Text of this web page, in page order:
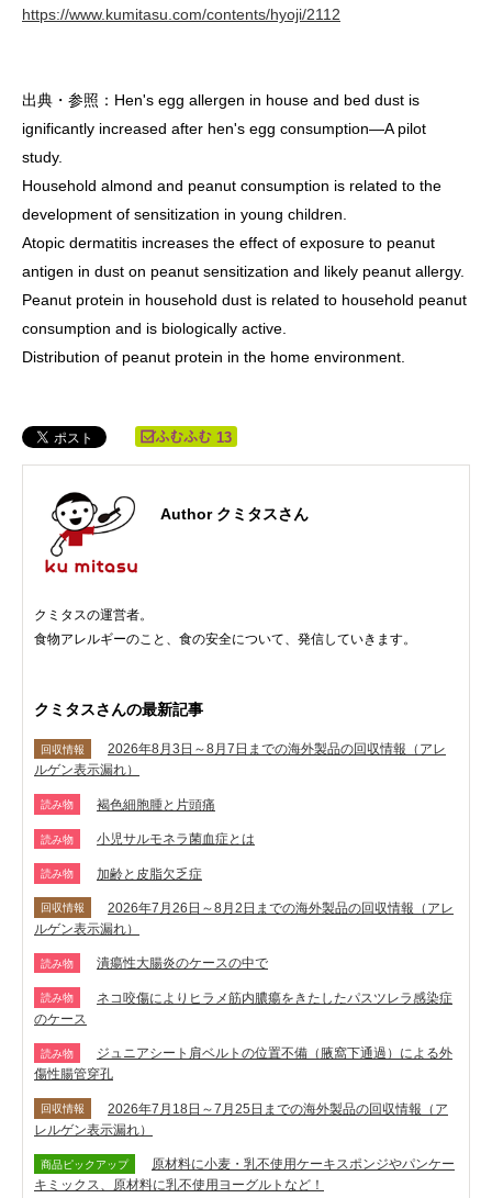
https://www.kumitasu.com/contents/hyoji/2112
出典・参照：Hen's egg allergen in house and bed dust is
ignificantly increased after hen's egg consumption—A pilot
study.
Household almond and peanut consumption is related to the
development of sensitization in young children.
Atopic dermatitis increases the effect of exposure to peanut
antigen in dust on peanut sensitization and likely peanut allergy.
Peanut protein in household dust is related to household peanut
consumption and is biologically active.
Distribution of peanut protein in the home environment.
13
Author クミタスさん
クミタスの運営者。
食物アレルギーのこと、食の安全について、発信していきます。
クミタスさんの最新記事
回収情報
2026年8月3日～8月7日までの海外製品の回収情報（アレ
ルゲン表示漏れ）
読み物 褐色細胞腫と片頭痛
読み物 小児サルモネラ菌血症とは
読み物 加齢と皮脂欠乏症
回収情報
2026年7月26日～8月2日までの海外製品の回収情報（アレ
ルゲン表示漏れ）
読み物 潰瘍性大腸炎のケースの中で
読み物
ネコ咬傷によりヒラメ筋内膿瘍をきたしたパスツレラ感染症
のケース
読み物
ジュニアシート肩ベルトの位置不備（腋窩下通過）による外
傷性腸管穿孔
回収情報
2026年7月18日～7月25日までの海外製品の回収情報（ア
レルゲン表示漏れ）
商品ピックアップ
原材料に小麦・乳不使用ケーキスポンジやパンケー
キミックス、原材料に乳不使用ヨーグルトなど！